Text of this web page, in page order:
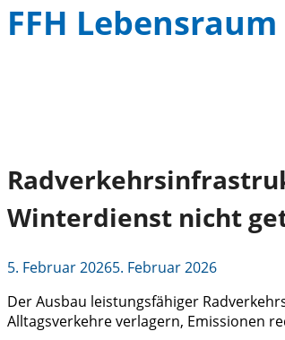
FFH Lebensraum
Winterdienst nicht
5. Februar 20265. Februar 2026
Der Ausbau leistungsfähiger
Alltagsverkehre verlagern, Emissionen